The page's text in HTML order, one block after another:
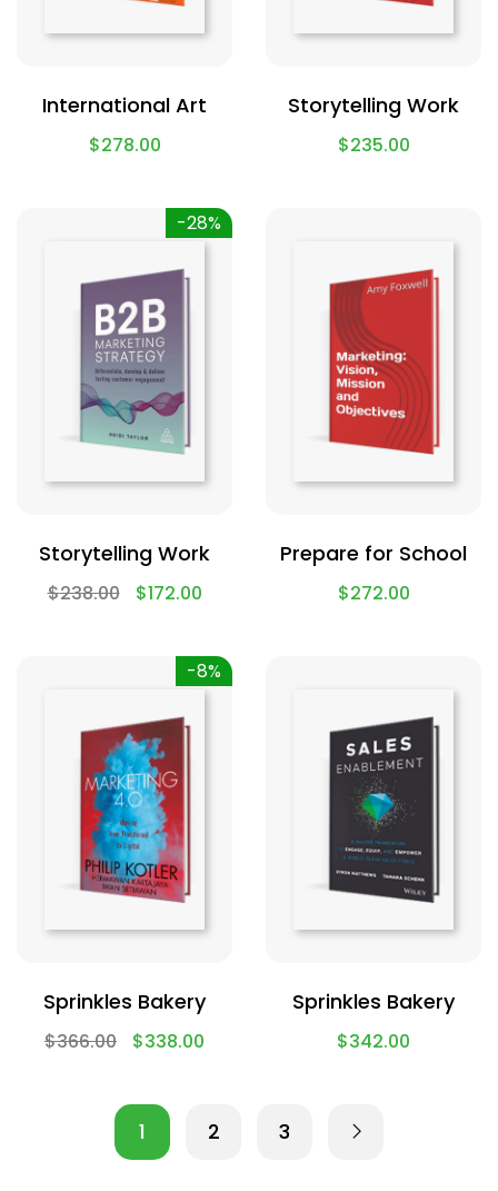
International Art
$278.00
Storytelling Work
$235.00
-28%
Storytelling Work
$238.00 $172.00
Prepare for School
$272.00
-8%
Sprinkles Bakery
$366.00 $338.00
Sprinkles Bakery
$342.00
1 2 3